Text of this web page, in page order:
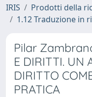
IRIS Prodotti della
1.12 Traduzione in
Pilar
E DIRITTI. UN
DIRITTO
PRATICA